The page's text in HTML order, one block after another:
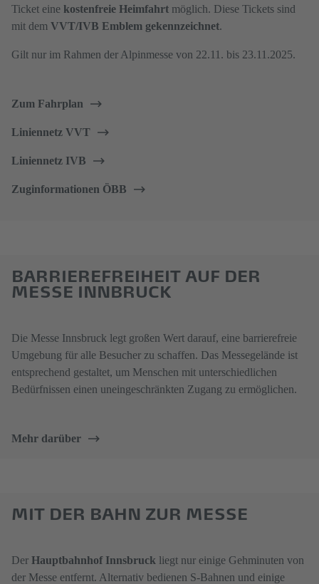
Ticket eine kostenfreie Heimfahrt möglich. Diese Tickets sind
mit dem VVT/IVB Emblem gekennzeichnet.
Gilt nur im Rahmen der Alpinmesse von 22.11. bis 23.11.2025.
Zum Fahrplan
Liniennetz VVT
Liniennetz IVB
Zuginformationen ÖBB
BARRIEREFREIHEIT AUF DER
MESSE INNBRUCK
Die Messe Innsbruck legt großen Wert darauf, eine barrierefreie
Umgebung für alle Besucher zu schaffen. Das Messegelände ist
entsprechend gestaltet, um Menschen mit unterschiedlichen
Bedürfnissen einen uneingeschränkten Zugang zu ermöglichen.
Mehr darüber
MIT DER BAHN ZUR MESSE
Der Hauptbahnhof Innsbruck liegt nur einige Gehminuten von
der Messe entfernt. Alternativ bedienen S-Bahnen und einige